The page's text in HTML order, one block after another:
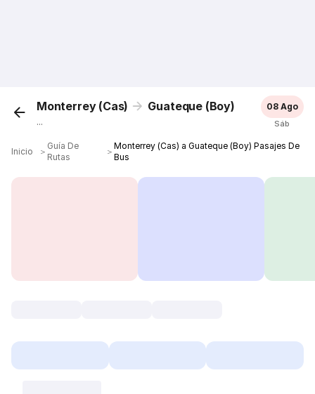
Monterrey (Cas) Guateque (Boy)
...
08 Ago
Sáb
Inicio ＞
Guía De
Rutas
＞
Monterrey (Cas) a Guateque (Boy) Pasajes De
Bus